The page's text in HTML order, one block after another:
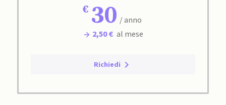
30 / anno
2,50 € al mese
Richiedi